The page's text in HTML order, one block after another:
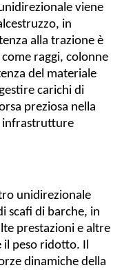
viene
in
alla trazione è
raggi, colonne
del materiale
carichi di
preziosa nella
infrastrutture
unidirezionale
scafi di barche, in
prestazioni e altre
il peso ridotto. Il
dinamiche della